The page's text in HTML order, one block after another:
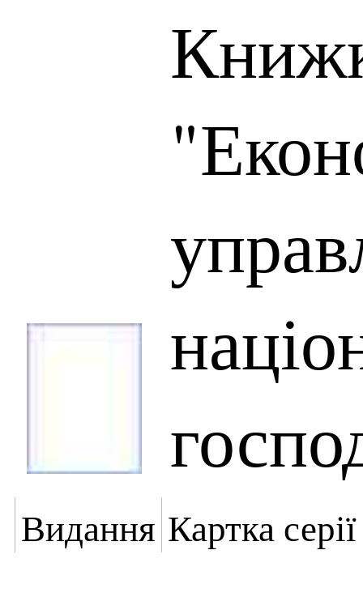
Видання Картка серії